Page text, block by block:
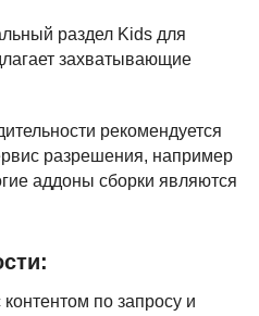
раздел Kids для
захватывающие
рекомендуется
разрешения, например
аддоны сборки являются
по запросу и